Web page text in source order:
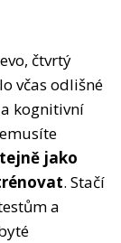
čtvrtý
včas odlišné
kognitivní
jako
. Stačí
a